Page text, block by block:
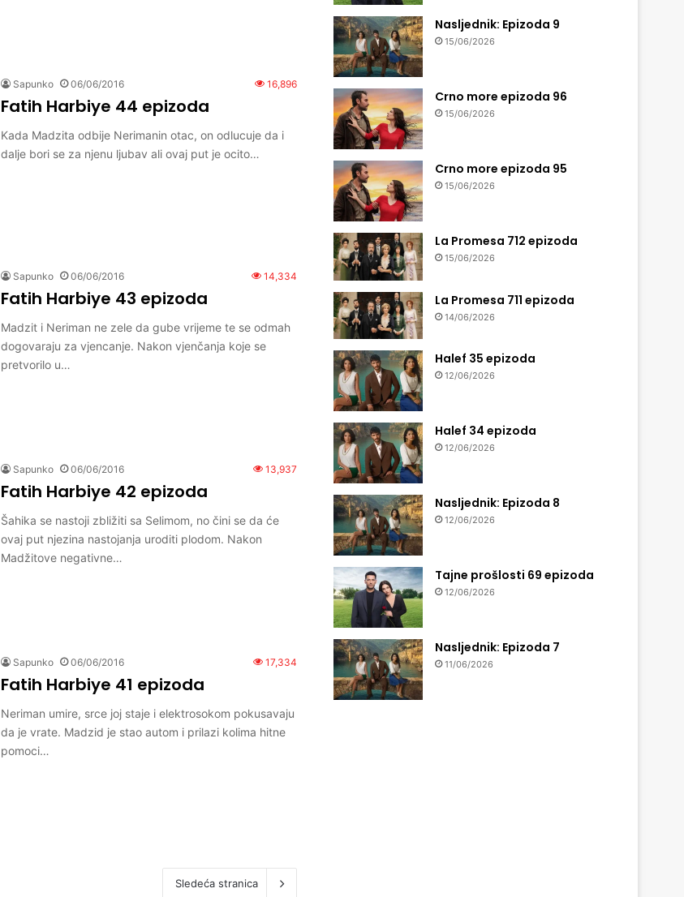
Sapunko 06/06/2016 16,896
Fatih Harbiye 44 epizoda
Kada Madzita odbije Nerimanin otac, on odlucuje da i
dalje bori se za njenu ljubav ali ovaj put je ocito…
Sapunko 06/06/2016 14,334
Fatih Harbiye 43 epizoda
Madzit i Neriman ne zele da gube vrijeme te se odmah
dogovaraju za vjencanje. Nakon vjenčanja koje se
pretvorilo u…
Sapunko 06/06/2016 13,937
Fatih Harbiye 42 epizoda
Šahika se nastoji zbližiti sa Selimom, no čini se da će
ovaj put njezina nastojanja uroditi plodom. Nakon
Madžitove negativne…
Sapunko 06/06/2016 17,334
Fatih Harbiye 41 epizoda
Neriman umire, srce joj staje i elektrosokom pokusavaju
da je vrate. Madzid je stao autom i prilazi kolima hitne
pomoci…
Sledeća stranica
Nasljednik: Epizoda 9
15/06/2026
Crno more epizoda 96
15/06/2026
Crno more epizoda 95
15/06/2026
La Promesa 712 epizoda
15/06/2026
La Promesa 711 epizoda
14/06/2026
Halef 35 epizoda
12/06/2026
Halef 34 epizoda
12/06/2026
Nasljednik: Epizoda 8
12/06/2026
Tajne prošlosti 69 epizoda
12/06/2026
Nasljednik: Epizoda 7
11/06/2026